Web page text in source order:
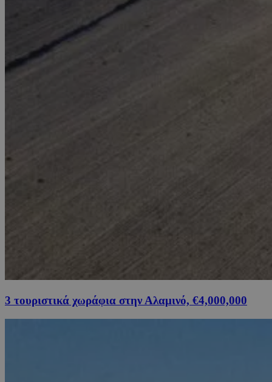
3 τουριστικά χωράφια στην Αλαμινό, €4,000,000